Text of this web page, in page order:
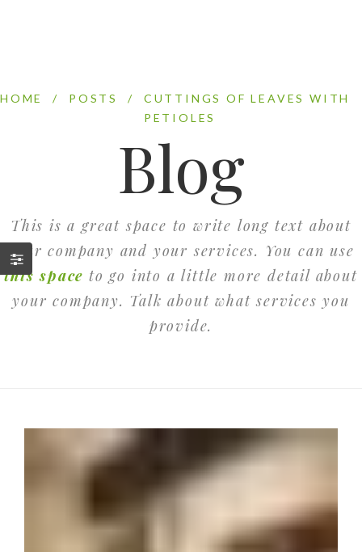
HOME / POSTS /
CUTTINGS OF LEAVES WITH
PETIOLES
Blog
This is a great space to write long text about
your company and your services. You can use
this space to go into a little more detail about
your company. Talk about what services you
provide.